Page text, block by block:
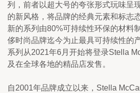
列，前者以超大号的夸张形式玩味呈
的新风格，将品牌的经典元素和标志
新的系列由80%可持续性环保的材料
侈时尚品牌迄今为止最具可持续性的
系列从2021年6月开始将登录Stella
及在全球各地的精品店发售。
自2001年品牌成立以来，Stella